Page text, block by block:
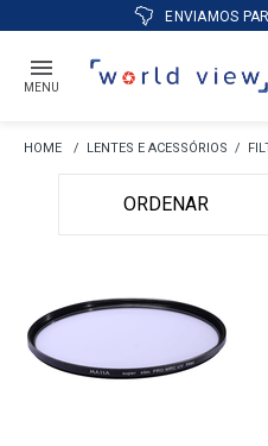
ATÉ 12XE
MENU
LENTES E ACESSÓRIOS
ORDENAR